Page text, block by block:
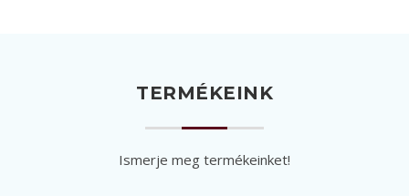
TERMÉKEINK
Ismerje meg termékeinket!